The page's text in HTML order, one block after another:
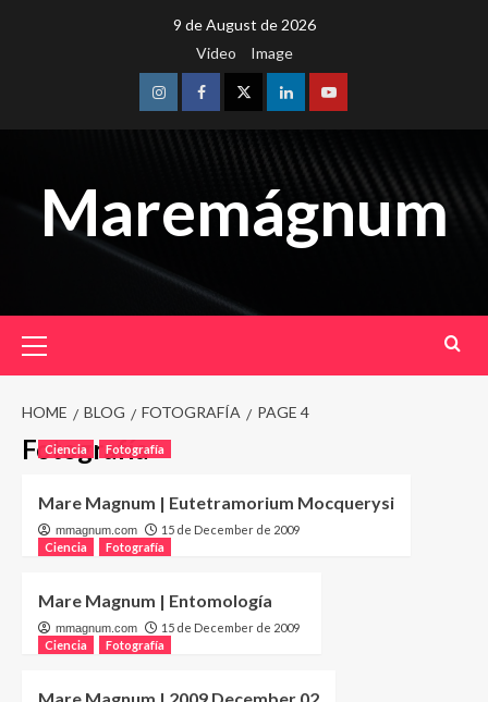
9 de August de 2026
Video
Image
InstagramFacebookTwitterLinkedinYoutube
Maremágnum
Menu
HOME BLOG FOTOGRAFÍA PAGE 4
Fotografía
Ciencia Fotografía
Mare Magnum | Eutetramorium Mocquerysi
mmagnum.com
15 de December de 2009
Ciencia
Fotografía
Mare Magnum | Entomología
mmagnum.com
15 de December de 2009
Ciencia
Fotografía